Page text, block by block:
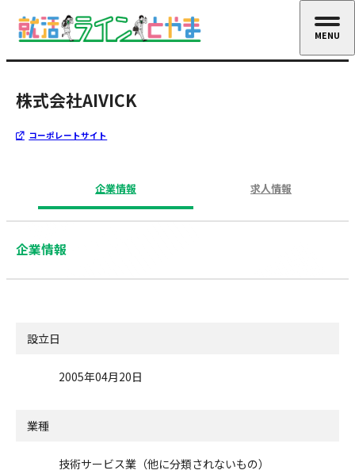
株式会社AIVICK
コーポレートサイト
企業情報 求人情報
企業情報
設立日
2005年04月20日
業種
技術サービス業（他に分類されないもの）
MENU